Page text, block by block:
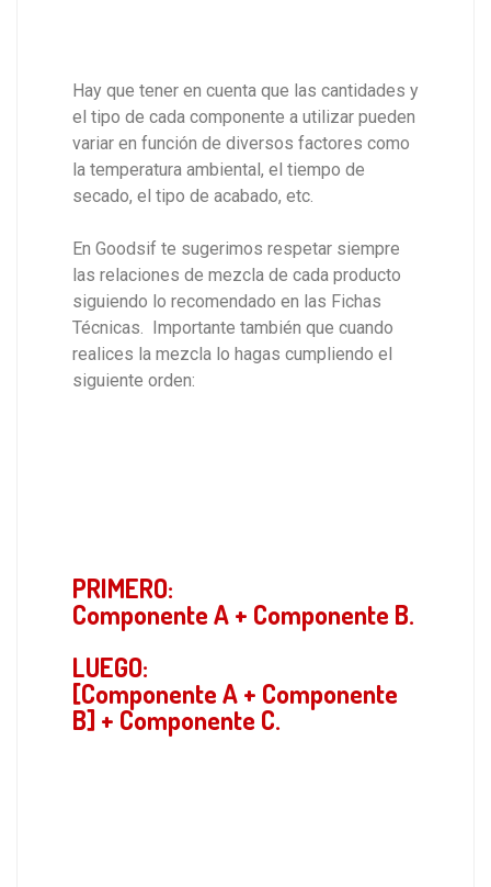
Hay que tener en cuenta que las cantidades y
el tipo de cada componente a utilizar pueden
variar en función de diversos factores como
la temperatura ambiental, el tiempo de
secado, el tipo de acabado, etc.
En Goodsif te sugerimos respetar siempre
las relaciones de mezcla de cada producto
siguiendo lo recomendado en las Fichas
Técnicas. Importante también que cuando
realices la mezcla lo hagas cumpliendo el
siguiente orden:
PRIMERO:
Componente A + Componente B.
LUEGO:
[Componente A + Componente
B] + Componente C.